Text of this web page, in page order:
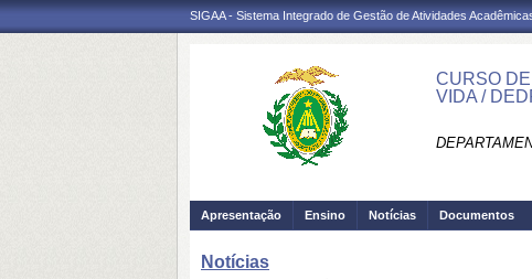
SIGAA - Sistema Integrado de Gestão de Atividades
CURSO
VIDA /
Apresentação Ensino Notícias Documentos
Notícias